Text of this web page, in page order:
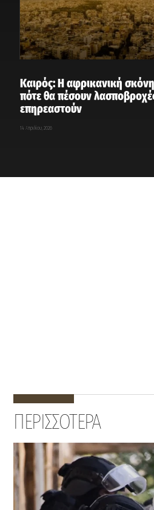
Καιρός: Η αφρικανική σκόνη
πότε θα πέσουν
επηρεαστούν
14 Απριλίου, 2026
ΠΕΡΙΣΣΟΤΕΡΑ